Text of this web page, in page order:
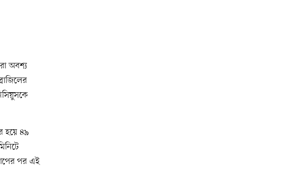
অবশ্য
হয়ে ৪৯
পর এই